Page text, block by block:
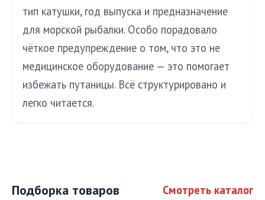
тип катушки, год выпуска и предназначение
для морской рыбалки. Особо порадовало
чёткое предупреждение о том, что это не
медицинское оборудование — это помогает
избежать путаницы. Всё структурировано и
легко читается.
Подборка товаров Смотреть каталог